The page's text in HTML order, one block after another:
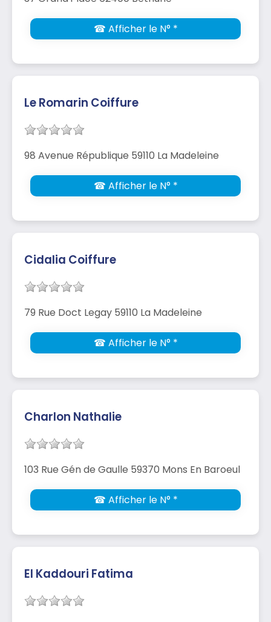
☎ Afficher le N° *
Le Romarin Coiffure
98 Avenue République 59110 La Madeleine
☎ Afficher le N° *
Cidalia Coiffure
79 Rue Doct Legay 59110 La Madeleine
☎ Afficher le N° *
Charlon Nathalie
103 Rue Gén de Gaulle 59370 Mons En Baroeul
☎ Afficher le N° *
El Kaddouri Fatima